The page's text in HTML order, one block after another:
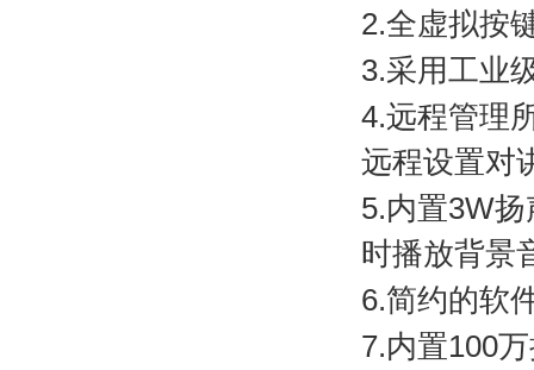
2.全虚拟按
3.采用工业
4.远程管理
远程设置对
5.内置3W扬
时播放背景
6.简约的软
7.内置100